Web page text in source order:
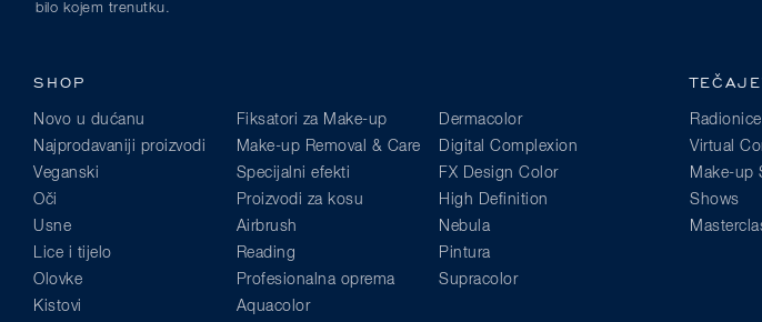
bilo kojem trenutku.
SHOP
Novo u dućanu
Najprodavaniji proizvodi
Veganski
Oči
Usne
Lice i tijelo
Olovke
Kistovi
Fiksatori za Make-up
Make-up Removal & Care
Specijalni efekti
Proizvodi za kosu
Airbrush
Reading
Profesionalna oprema
Aquacolor
Dermacolor
Digital Complexion
FX Design Color
High Definition
Nebula
Pintura
Supracolor
Radionice
Virtual
Make-up
Shows